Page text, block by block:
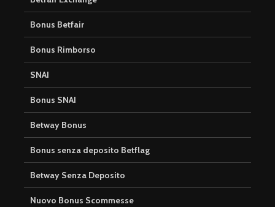
Bonus Betfair
Bonus Rimborso
SNAI
Bonus SNAI
Betway Bonus
Bonus senza deposito Betflag
Betway Senza Deposito
Nuovo Bonus Scommesse